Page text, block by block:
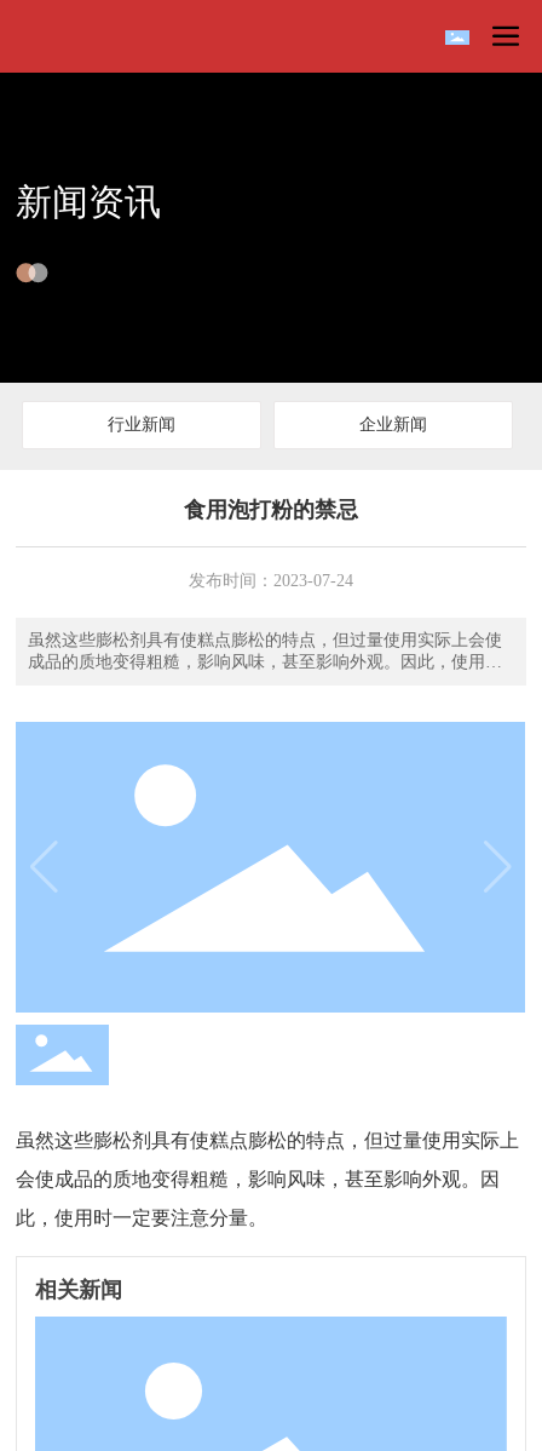
新闻资讯
行业新闻 企业新闻
食用泡打粉的禁忌
发布时间： 2023-07-24
虽然这些膨松剂具有使糕点膨松的特点，但过量使用实际上会使
成品的质地变得粗糙，影响风味，甚至影响外观。因此，使用时
虽然这些膨松剂具有使糕点膨松的特点，但过量使用实际上
会使成品的质地变得粗糙，影响风味，甚至影响外观。因
此，使用时一定要注意分量。
相关新闻